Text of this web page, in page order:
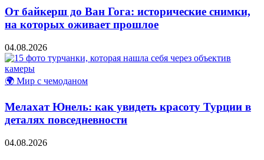
От байкерш до Ван Гога: исторические снимки,
на которых оживает прошлое
04.08.2026
🌍 Мир с чемоданом
Мелахат Юнель: как увидеть красоту Турции в
деталях повседневности
04.08.2026